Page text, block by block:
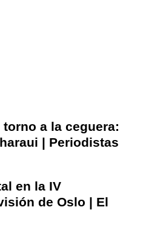
a la ceguera:
| Periodistas
en la IV
de Oslo | El